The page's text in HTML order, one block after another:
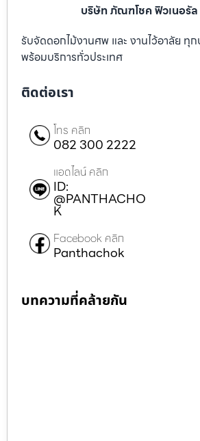
บริษัท ภัณฑโชค ฟิวเนอรั
รับจัดดอกไม้งานศพ และ งานไว้อาลัย ทุก
พร้อมบริการทั่วประเทศ
ติดต่อเรา
โทร คลิก
082 300 2222
แอดไลน์ คลิก
ID:
@PANTHACHO
K
Facebook คลิก
Panthachok
บทความที่คล้ายกัน